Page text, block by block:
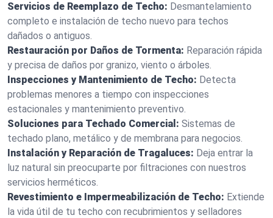
Servicios de Reemplazo de Techo: Desmantelamiento
completo e instalación de techo nuevo para techos
dañados o antiguos.
Restauración por Daños de Tormenta: Reparación rápida
y precisa de daños por granizo, viento o árboles.
Inspecciones y Mantenimiento de Techo: Detecta
problemas menores a tiempo con inspecciones
estacionales y mantenimiento preventivo.
Soluciones para Techado Comercial: Sistemas de
techado plano, metálico y de membrana para negocios.
Instalación y Reparación de Tragaluces: Deja entrar la
luz natural sin preocuparte por filtraciones con nuestros
servicios herméticos.
Revestimiento e Impermeabilización de Techo: Extiende
la vida útil de tu techo con recubrimientos y selladores